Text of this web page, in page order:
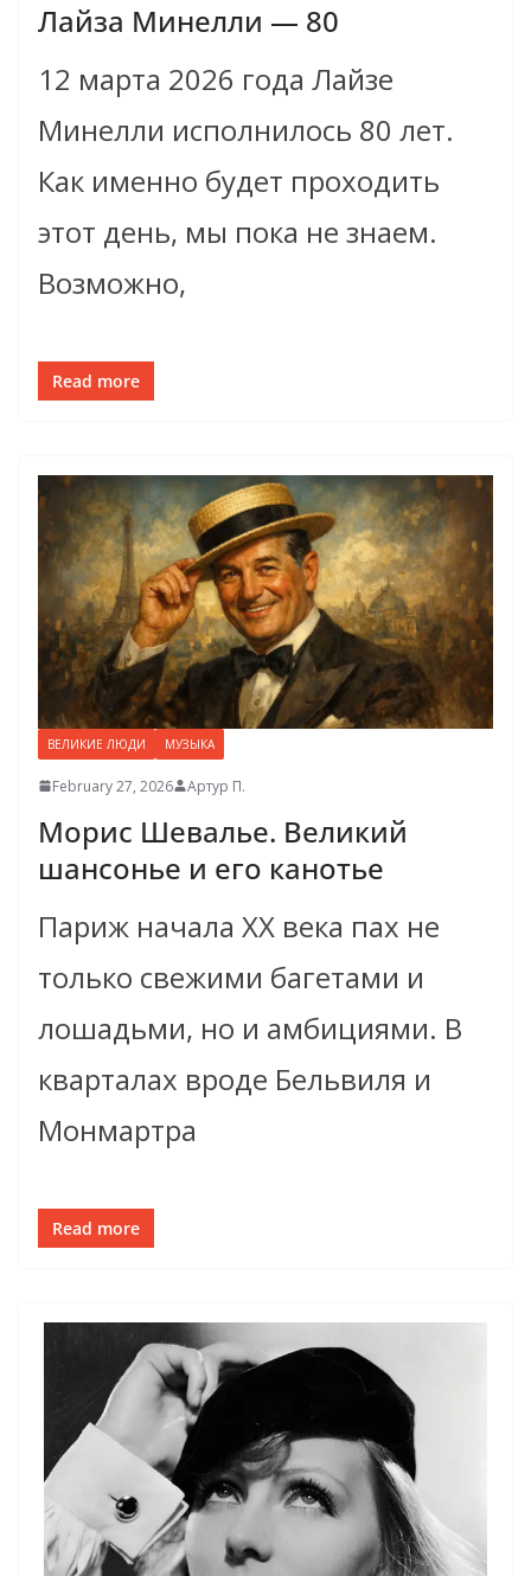
Лайза Минелли — 80
12 марта 2026 года Лайзе
Минелли исполнилось 80 лет.
Как именно будет проходить
этот день, мы пока не знаем.
Возможно,
Read more
ВЕЛИКИЕ ЛЮДИ МУЗЫКА
February 27, 2026 Артур П.
Морис Шевалье. Великий
шансонье и его канотье
Париж начала XX века пах не
только свежими багетами и
лошадьми, но и амбициями. В
кварталах вроде Бельвиля и
Монмартра
Read more